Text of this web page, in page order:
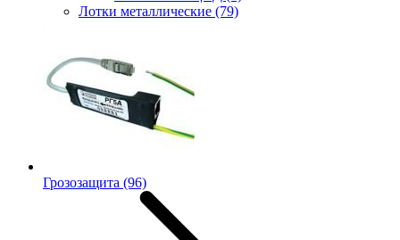
Лотки металлические (79)
Грозозащита (96)